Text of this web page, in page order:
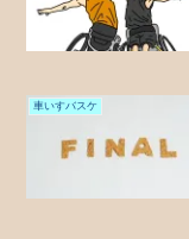
車いすバスケ